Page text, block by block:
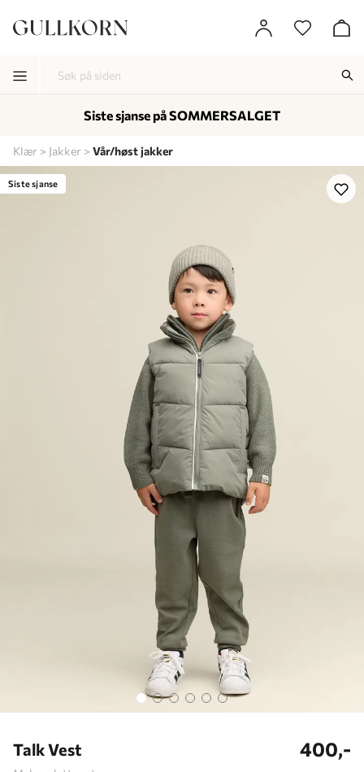
Lagt i kurven, utmerket valg! Til kassen
Klær Jakker Vår/høst jakker
Siste sjanse
Talk Vest 400,-
Siste sjanse på SOMMERSALGET
-
-
-